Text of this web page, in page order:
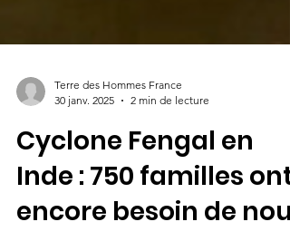
30 janv. 2025
2 min de lecture
Cyclone Fengal en
Inde : 750 familles ont